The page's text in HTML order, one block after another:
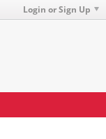
Login or Sign Up